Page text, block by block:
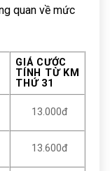
quan về mức
GIÁ CƯỚC
TÍNH TỪ KM
THỨ 31
13.000đ
13.600đ